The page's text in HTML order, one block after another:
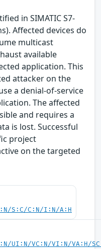
in SIMATIC S7-
Affected devices do
multicast
available
application. This
attacker on the
a denial-of-service
The affected
and requires a
is lost. Successful
project
on the targeted
S:C/C:N/I:N/A:H
UI:N/VC:N/VI:N/VA:H/